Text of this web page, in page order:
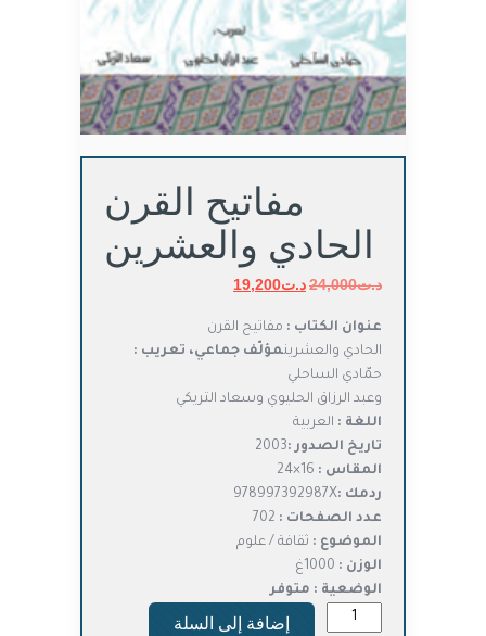
مفاتيح القرن
الحادي والعشرين
د.ت24,000 السعر
هو:
د.ت24,000.
د.ت19,200
هو:
د.ت19,200.
عنوان الكتاب : مفاتيح القرن
الحادي والعشرينمؤلّف جماعي، تعريب :
حمّادي الساحلي
وعبد الرزاق الحليوي وسعاد التريكي
اللغة : العربية
تاريخ الصدور :2003
المقاس :
ردمك :978997392987X
عدد الصفحات :
الموضوع : ثقافة / علوم
الوزن :
الوضعية : متوفر
إضافة إلى السلة